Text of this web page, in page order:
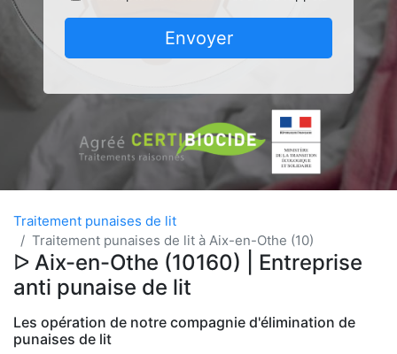
Envoyer
Traitement punaises de lit
Traitement punaises de lit à Aix-en-Othe (10)
ᐅ Aix-en-Othe (10160) | Entreprise
anti punaise de lit
Les opération de notre compagnie d'élimination de
punaises de lit